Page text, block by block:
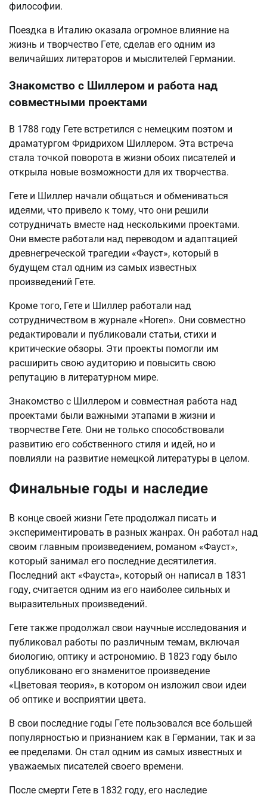
философии.
Поездка в Италию оказала огромное влияние на
жизнь и творчество Гете, сделав его одним из
величайших литераторов и мыслителей Германии.
Знакомство с Шиллером и работа над
совместными проектами
В 1788 году Гете встретился с немецким поэтом и
драматургом Фридрихом Шиллером. Эта встреча
стала точкой поворота в жизни обоих писателей и
открыла новые возможности для их творчества.
Гете и Шиллер начали общаться и обмениваться
идеями, что привело к тому, что они решили
сотрудничать вместе над несколькими проектами.
Они вместе работали над переводом и адаптацией
древнегреческой трагедии «Фауст», который в
будущем стал одним из самых известных
произведений Гете.
Кроме того, Гете и Шиллер работали над
сотрудничеством в журнале «Horen». Они совместно
редактировали и публиковали статьи, стихи и
критические обзоры. Эти проекты помогли им
расширить свою аудиторию и повысить свою
репутацию в литературном мире.
Знакомство с Шиллером и совместная работа над
проектами были важными этапами в жизни и
творчестве Гете. Они не только способствовали
развитию его собственного стиля и идей, но и
повлияли на развитие немецкой литературы в целом.
Финальные годы и наследие
В конце своей жизни Гете продолжал писать и
экспериментировать в разных жанрах. Он работал над
своим главным произведением, романом «Фауст»,
который занимал его последние десятилетия.
Последний акт «Фауста», который он написал в 1831
году, считается одним из его наиболее сильных и
выразительных произведений.
Гете также продолжал свои научные исследования и
публиковал работы по различным темам, включая
биологию, оптику и астрономию. В 1823 году было
опубликовано его знаменитое произведение
«Цветовая теория», в котором он изложил свои идеи
об оптике и восприятии цвета.
В свои последние годы Гете пользовался все большей
популярностью и признанием как в Германии, так и за
ее пределами. Он стал одним из самых известных и
уважаемых писателей своего времени.
После смерти Гете в 1832 году, его наследие